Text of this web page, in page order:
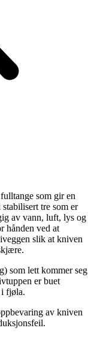
som gir en
tre som er
av vann, luft, lys og
hånden ved at
slik at kniven
som lett kommer seg
er buet
i fjøla.
av kniven